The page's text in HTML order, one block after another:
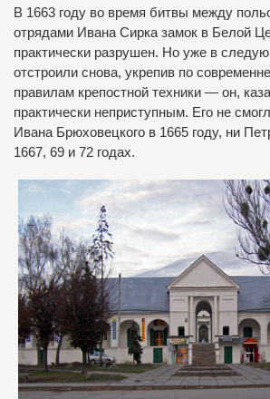
В 1663 году во время битвы между
отрядами Ивана Сирка замок в Белой
практически разрушен. Но уже в
отстроили снова, укрепив по
правилам крепостной техники — он,
практически неприступным. Его не
Ивана Брюховецкого в 1665 году, ни
1667, 69 и 72 годах.